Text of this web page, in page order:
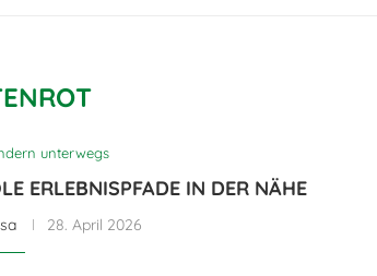
unterwegs
ERLEBNISPFADE IN DER NÄHE
28. April 2026